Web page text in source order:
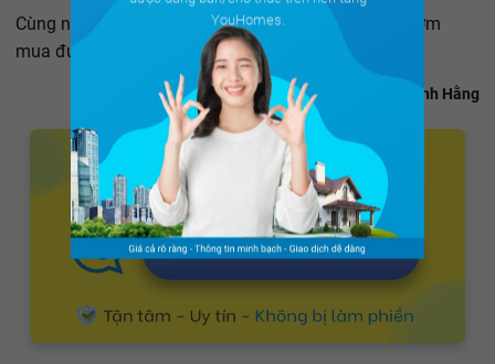
Cùng những tư vấn trên đây,YouHomes
chúc bạn sớm
mua được nhà chung cư ưng ý.
Thanh Hằng
YouHomes.